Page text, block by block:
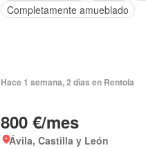
Completamente amueblado
Hace 1 semana, 2 días en Rentola
800 €/mes
Ávila, Castilla y León